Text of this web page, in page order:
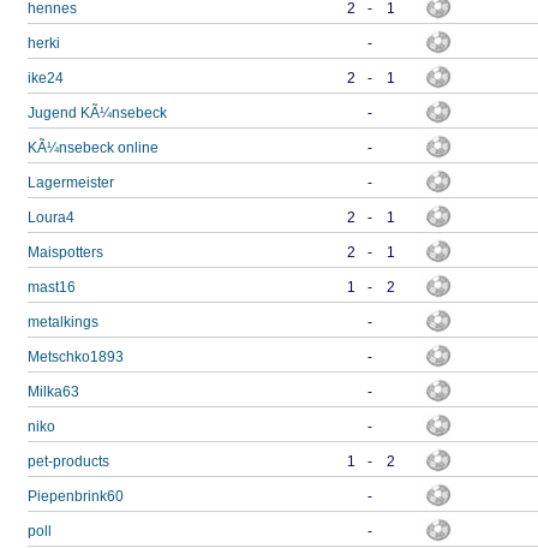
hennes 2 - 1
herki -
ike24 2 - 1
Jugend KÃ¼nsebeck -
KÃ¼nsebeck online -
Lagermeister -
Loura4 2 - 1
Maispotters 2 - 1
mast16 1 - 2
metalkings -
Metschko1893 -
Milka63 -
niko -
pet-products 1 - 2
Piepenbrink60 -
poll -